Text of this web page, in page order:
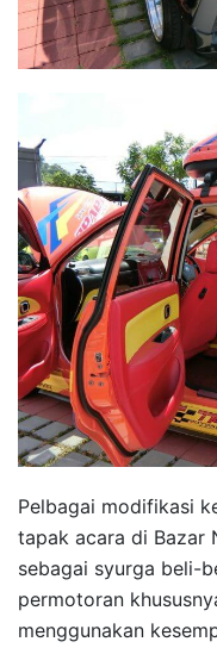
Pelbagai modifikasi
tapak acara di Bazar
sebagai syurga beli-
permotoran
menggunakan